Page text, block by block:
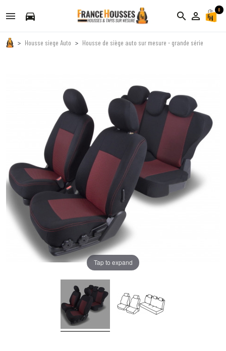
directions_car search person_outline
0
Housse siege Auto Housse de siège auto sur mesure - grande série
Tap to expand